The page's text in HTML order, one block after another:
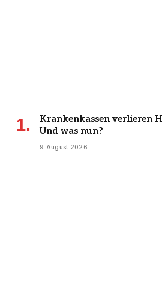
Krankenkassen verlieren
Und was nun?
9 August 2026